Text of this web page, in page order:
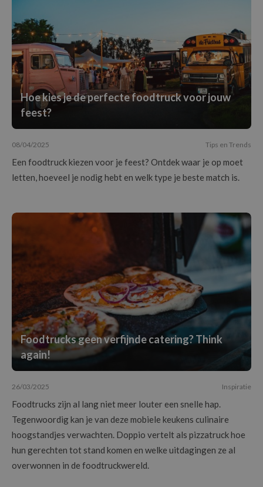
Hoe kies je de perfecte foodtruck voor jouw
feest?
Tips en Trends
08/04/2025
Een foodtruck kiezen voor je feest? Ontdek waar je op moet
letten, hoeveel je nodig hebt en welk type je beste match is.
Foodtrucks geen verfijnde catering? Think
again!
Inspiratie
26/03/2025
Foodtrucks zijn al lang niet meer louter een snelle hap.
Tegenwoordig kan je van deze mobiele keukens culinaire
hoogstandjes verwachten. Doppio vertelt als pizzatruck hoe
hun gerechten tot stand komen en welke uitdagingen ze al
overwonnen in de foodtruckwereld.